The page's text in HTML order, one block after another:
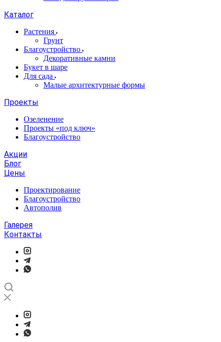
Каталог
Растения
Грунт
Благоустройство
Декоративные камни
Букет в шаре
Для сада
Малые архитектурные формы
Проекты
Озеленение
Проекты «под ключ»
Благоустройство
Акции
Блог
Цены
Проектирование
Благоустройство
Автополив
Галерея
Контакты